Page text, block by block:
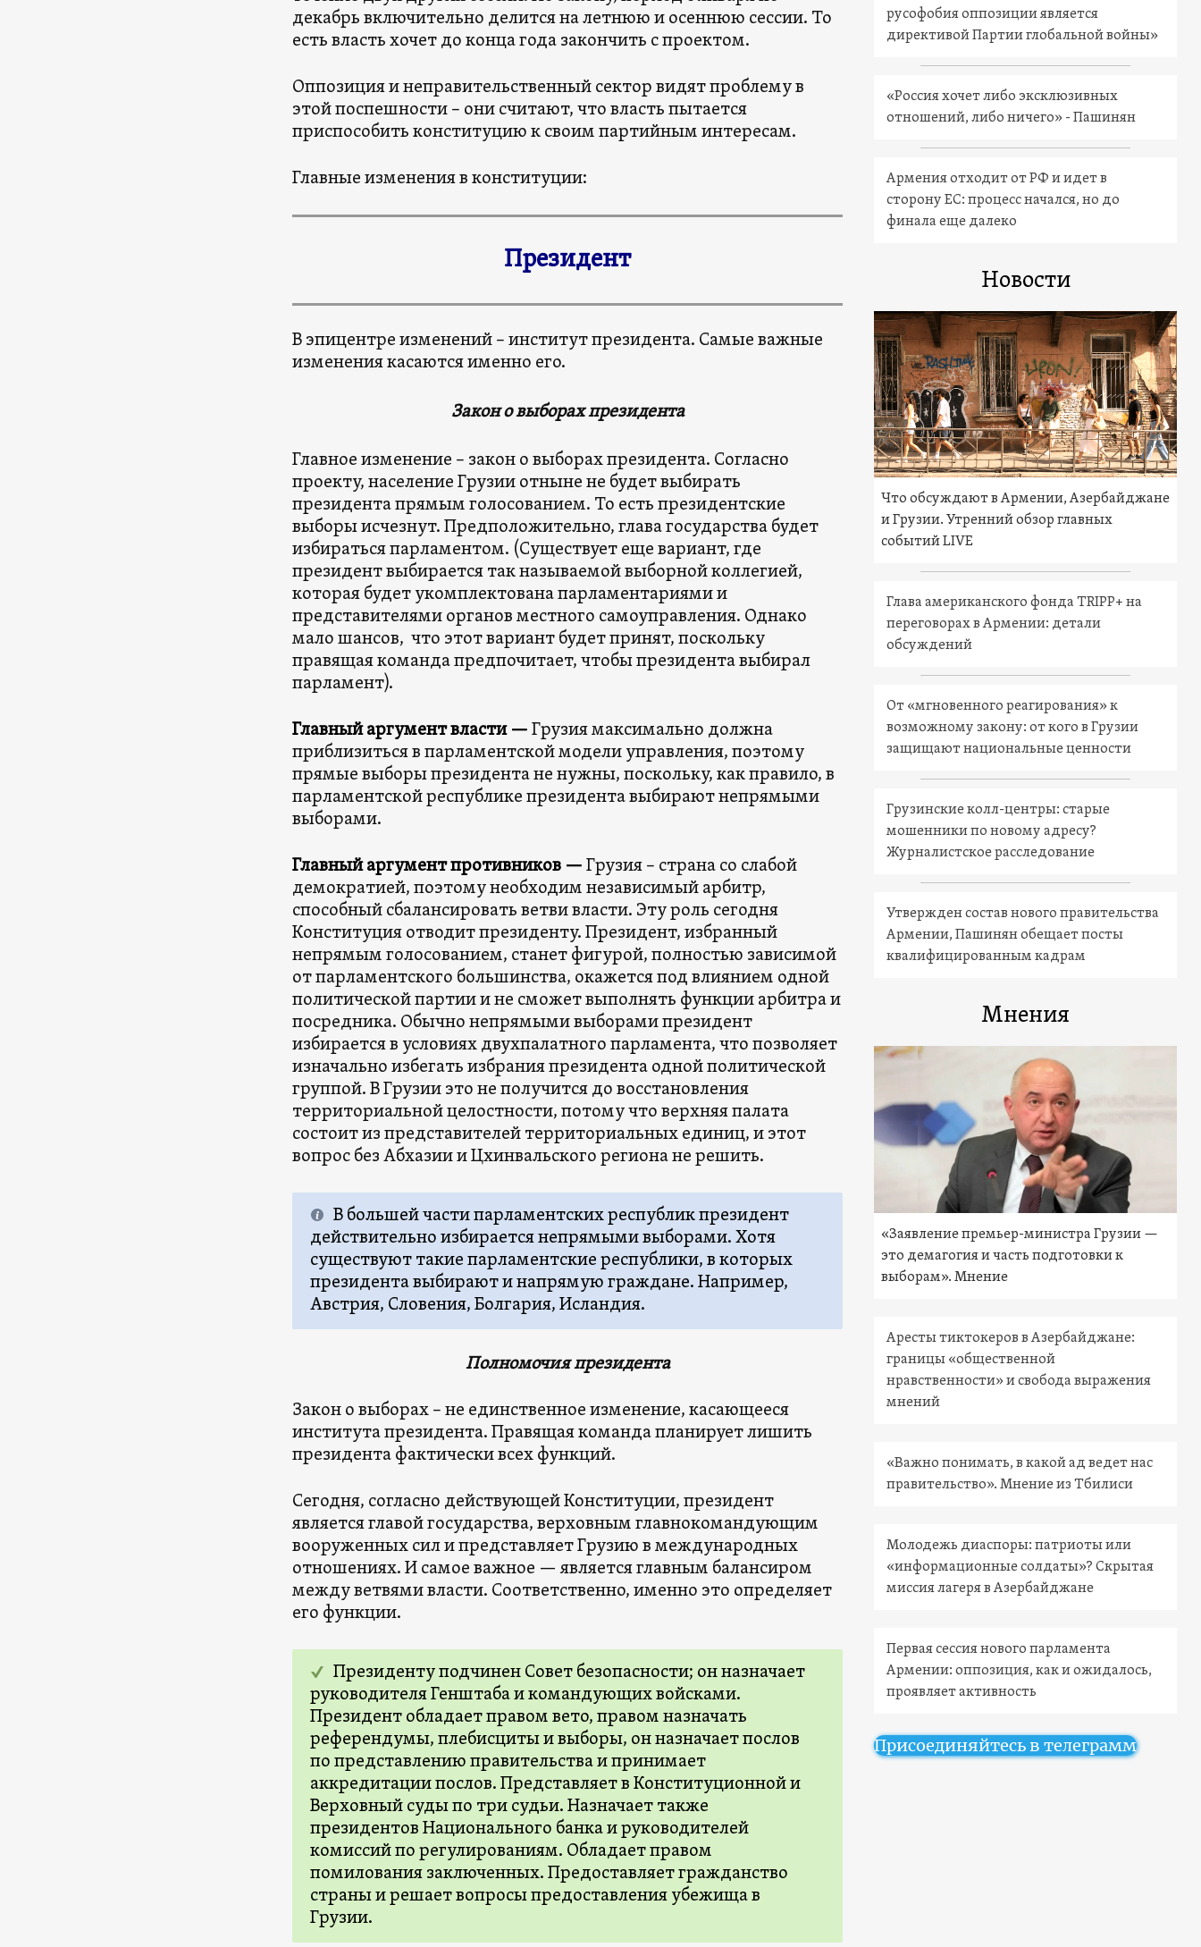
декабрь включительно делится на летнюю и осеннюю сессии. То
есть власть хочет до конца года закончить с проектом.
Оппозиция и неправительственный сектор видят проблему в
этой поспешности – они считают, что власть пытается
приспособить конституцию к своим партийным интересам.
Главные изменения в конституции:
Президент
В эпицентре изменений – институт президента. Самые важные
изменения касаются именно его.
Закон о выборах президента
Главное изменение – закон о выборах президента. Согласно
проекту, население Грузии отныне не будет выбирать
президента прямым голосованием. То есть президентские
выборы исчезнут. Предположительно, глава государства будет
избираться парламентом. (Существует еще вариант, где
президент выбирается так называемой выборной коллегией,
которая будет укомплектована парламентариями и
представителями органов местного самоуправления. Однако
мало шансов, что этот вариант будет принят, поскольку
правящая команда предпочитает, чтобы президента выбирал
парламент).
Главный аргумент власти —Грузия максимально должна
приблизиться в парламентской модели управления, поэтому
прямые выборы президента не нужны, поскольку, как правило, в
парламентской республике президента выбирают непрямыми
выборами.
Главный аргумент противников —Грузия – страна со слабой
демократией, поэтому необходим независимый арбитр,
способный сбалансировать ветви власти. Эту роль сегодня
Конституция отводит президенту. Президент, избранный
непрямым голосованием, станет фигурой, полностью зависимой
от парламентского большинства, окажется под влиянием одной
политической партии и не сможет выполнять функции арбитра и
посредника. Обычно непрямыми выборами президент
избирается в условиях двухпалатного парламента, что позволяет
изначально избегать избрания президента одной политической
группой. В Грузии это не получится до восстановления
территориальной целостности, потому что верхняя палата
состоит из представителей территориальных единиц, и этот
вопрос без Абхазии и Цхинвальского региона не решить.
В большей части парламентских республик президент
действительно избирается непрямыми выборами. Хотя
существуют такие парламентские республики, в которых
президента выбирают и напрямую граждане. Например,
Австрия, Словения, Болгария, Исландия.
Полномочия президента
Закон о выборах – не единственное изменение, касающееся
института президента. Правящая команда планирует лишить
президента фактически всех функций.
Сегодня, согласно действующей Конституции, президент
является главой государства, верховным главнокомандующим
вооруженных сил и представляет Грузию в международных
отношениях. И самое важное — является главным балансиром
между ветвями власти. Соответственно, именно это определяет
его функции.
Президенту подчинен Совет безопасности; он назначает
руководителя Генштаба и командующих войсками.
Президент обладает правом вето, правом назначать
референдумы, плебисциты и выборы, он назначает послов
по представлению правительства и принимает
аккредитации послов. Представляет в Конституционной и
Верховный суды по три судьи. Назначает также
президентов Национального банка и руководителей
комиссий по регулированиям. Обладает правом
помилования заключенных. Предоставляет гражданство
страны и решает вопросы предоставления убежища в
Грузии.
русофобия оппозиции является
директивой Партии глобальной войны»
«Россия хочет либо эксклюзивных
отношений, либо ничего» - Пашинян
Армения отходит от РФ и идет в
сторону ЕС: процесс начался, но до
финала еще далеко
Новости
Что обсуждают в Армении, Азербайджане
и Грузии. Утренний обзор главных
событий LIVE
Глава американского фонда TRIPP+ на
переговорах в Армении: детали
обсуждений
От «мгновенного реагирования» к
возможному закону: от кого в Грузии
защищают национальные ценности
Грузинские колл-центры: старые
мошенники по новому адресу?
Журналистское расследование
Утвержден состав нового правительства
Армении, Пашинян обещает посты
квалифицированным кадрам
Мнения
«Заявление премьер-министра Грузии —
это демагогия и часть подготовки к
выборам». Мнение
Аресты тиктокеров в Азербайджане:
границы «общественной
нравственности» и свобода выражения
мнений
«Важно понимать, в какой ад ведет нас
правительство». Мнение из Тбилиси
Молодежь диаспоры: патриоты или
«информационные солдаты»? Скрытая
миссия лагеря в Азербайджане
Первая сессия нового парламента
Армении: оппозиция, как и ожидалось,
проявляет активность
Присоединяйтесь в телеграмм